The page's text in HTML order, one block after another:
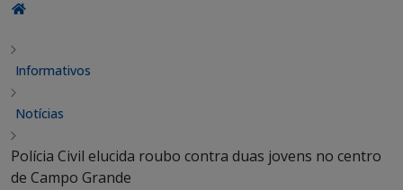
Informativos
Notícias
Polícia Civil elucida roubo contra duas jovens no centro
de Campo Grande